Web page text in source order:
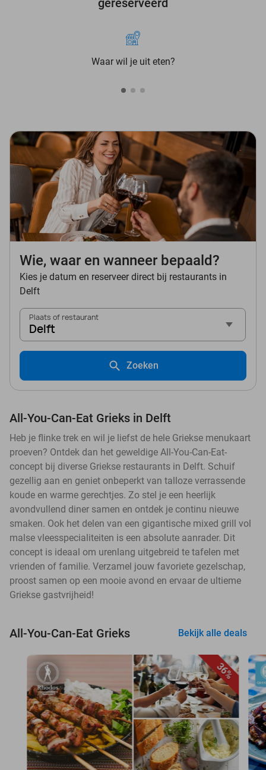
gereserveerd
Waar wil je uit eten?
Wie, waar en wanneer bepaald?
Kies je datum en reserveer direct bij restaurants in
Delft
Plaats of restaurant
Delft
Zoeken
All-You-Can-Eat Grieks in Delft
Heb je flinke trek en wil je liefst de hele Griekse menukaart
proeven? Ontdek dan het geweldige All-You-Can-Eat-
concept bij diverse Griekse restaurants in Delft. Schuif
gezellig aan en geniet onbeperkt van talloze verrassende
koude en warme gerechtjes. Zo stel je een heerlijk
avondvullend diner samen en ontdek je continu nieuwe
smaken. Ook het delen van een gigantische mixed grill vol
malse vleesspecialiteiten is een absolute aanrader. Dit
concept is ideaal om urenlang uitgebreid te tafelen met
vrienden of familie. Verzamel jouw favoriete gezelschap,
proost samen op een mooie avond en ervaar de ultieme
Griekse gastvrijheid!
All-You-Can-Eat Grieks Bekijk alle deals
36%